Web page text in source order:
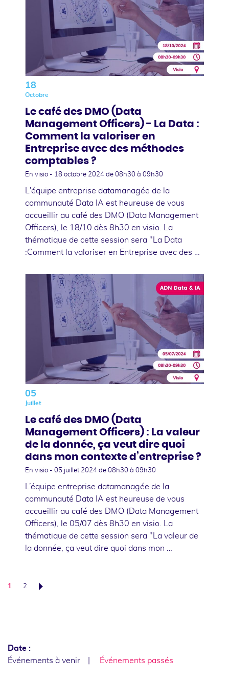
18
Octobre
Le café des DMO (Data
Management Officers) - La Data :
Comment la valoriser en
Entreprise avec des méthodes
comptables ?
En visio - 18 octobre 2024 de 08h30 à 09h30
L'équipe entreprise datamanagée de la
communauté Data IA est heureuse de vous
accueillir au café des DMO (Data Management
Officers), le 18/10 dès 8h30 en visio. La
thématique de cette session sera "La Data
:Comment la valoriser en Entreprise avec des …
05
Juillet
Le café des DMO (Data
Management Officers) : La valeur
de la donnée, ça veut dire quoi
dans mon contexte d’entreprise ?
En visio - 05 juillet 2024 de 08h30 à 09h30
L’équipe entreprise datamanagée de la
communauté Data IA est heureuse de vous
accueillir au café des DMO (Data Management
Officers), le 05/07 dès 8h30 en visio. La
thématique de cette session sera "La valeur de
la donnée, ça veut dire quoi dans mon …
1 2
Date :
Événements à venir
Événements passés